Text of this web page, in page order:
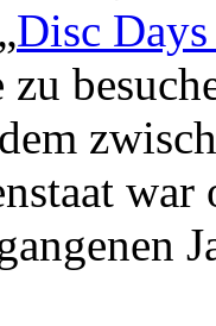
Disc
zu